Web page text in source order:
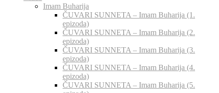
Imam Buharija
ČUVARI SUNNETA – Imam Buharija (1.
epizoda)
ČUVARI SUNNETA – Imam Buharija (2.
epizoda)
ČUVARI SUNNETA – Imam Buharija (3.
epizoda)
ČUVARI SUNNETA – Imam Buharija (4.
epizoda)
ČUVARI SUNNETA – Imam Buharija (5.